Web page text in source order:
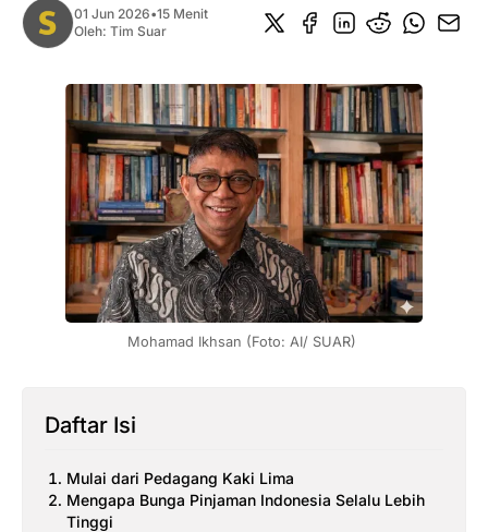
01 Jun 2026•15 Menit
Oleh: Tim Suar
Mohamad Ikhsan (Foto: AI/ SUAR)
Daftar Isi
Mulai dari Pedagang Kaki Lima
Mengapa Bunga Pinjaman Indonesia Selalu Lebih
Tinggi